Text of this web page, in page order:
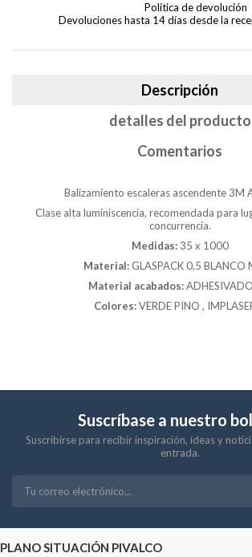
Política de devolución
Devoluciones hasta 14 días desde la
Descripción
detalles del producto
Comentarios
Balizamiento escaleras ascendente 3M
Clase alta luminiscencia, recomendada para
concurrencia.
Medidas: 35 x 1000
Material: GLASPACK 0,5 BLANCO
Material acabados:
Colores:VERDE PINO ,
Suscríbase a nuestro
Suscribirse para recibir inspiración, ideas y
entrada.
PLANO SITUACIÓN PIVALCO